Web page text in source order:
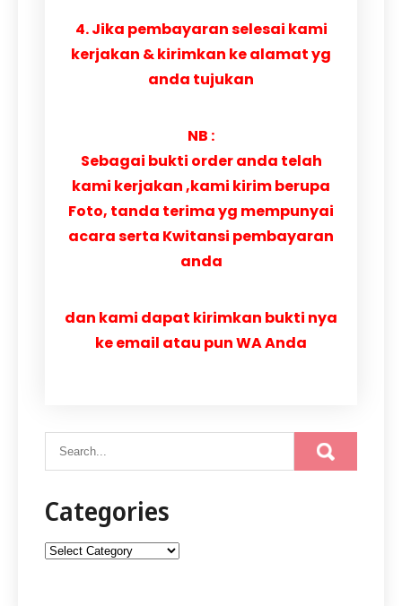
4. Jika pembayaran selesai kami
kerjakan & kirimkan ke alamat yg
anda tujukan
NB :
Sebagai bukti order anda telah
kami kerjakan ,kami kirim berupa
Foto, tanda terima yg mempunyai
acara serta Kwitansi pembayaran
anda
dan kami dapat kirimkan bukti nya
ke email atau pun WA Anda
Categories
Categories